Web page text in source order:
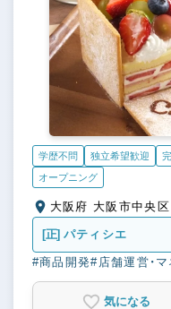
学歴不問 独立希望歓迎
オープニング
[正] パティシエ
#商品開発#店舗運営・
気になる